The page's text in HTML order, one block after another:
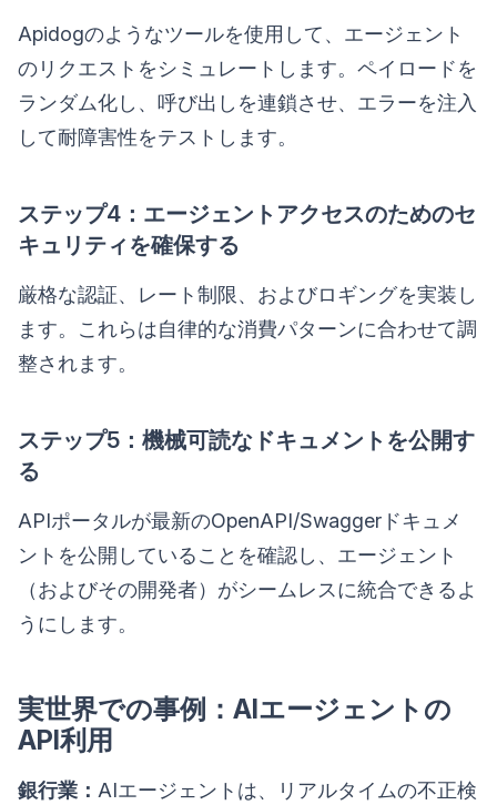
Apidogのようなツールを使用して、エージェント
のリクエストをシミュレートします。ペイロードを
ランダム化し、呼び出しを連鎖させ、エラーを注入
して耐障害性をテストします。
ステップ4：エージェントアクセスのためのセ
キュリティを確保する
厳格な認証、レート制限、およびロギングを実装し
ます。これらは自律的な消費パターンに合わせて調
整されます。
ステップ5：機械可読なドキュメントを公開す
る
APIポータルが最新のOpenAPI/Swaggerドキュメ
ントを公開していることを確認し、エージェント
（およびその開発者）がシームレスに統合できるよ
うにします。
実世界での事例：AIエージェントの
API利用
銀行業： AIエージェントは、リアルタイムの不正検